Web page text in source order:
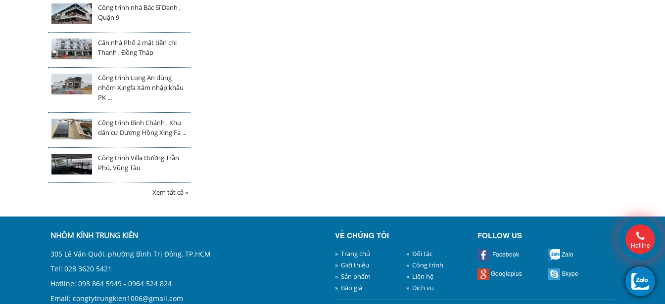
Công trình nhà Bác Sĩ Danh ,
Quận 9
Căn nhà Phố 2 mặt tiền chị
Thanh , Đồng Tháp
Công trình Long An dùng
nhôm Xingfa Xám nhập khẩu
PK ...
Công trình Bình Chánh , Khu
dân cư Dương Hồng Xing Fa ...
Công trình Villa Đường Trần
Phú, Vũng Tàu
Xem tất cả »
NHÔM KÍNH TRUNG KIÊN
305 Lê Văn Quới, phường Bình Trị Đông, TP.HCM
Tel: 028 3620 5421
Hotline: 093 864 5949 - 0964 524 824
Email: congtytrungkien1006@gmail.com
VỀ CHÚNG TÔI
» Trang chủ
» Đối tác
» Giới thiệu
» Công trình
» Sản phẩm
» Liên hệ
» Báo giá
» Dịch vụ
FOLLOW US
Facebook Zalo
Googleplus Skype
Hotline